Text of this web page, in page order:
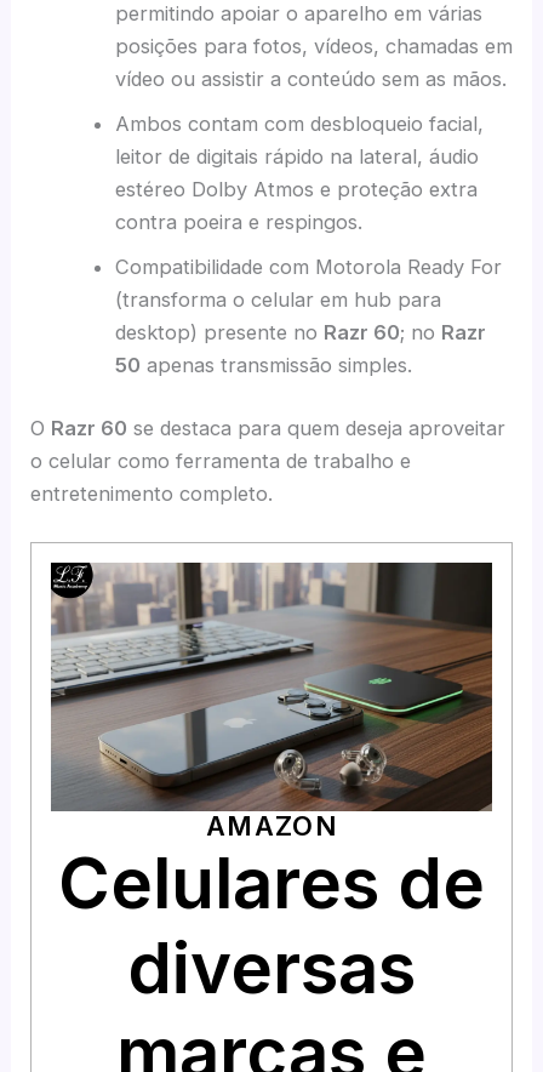
permitindo apoiar o aparelho em várias
posições para fotos, vídeos, chamadas em
vídeo ou assistir a conteúdo sem as mãos.
Ambos contam com desbloqueio facial,
leitor de digitais rápido na lateral, áudio
estéreo Dolby Atmos e proteção extra
contra poeira e respingos.
Compatibilidade com Motorola Ready For
(transforma o celular em hub para
desktop) presente no Razr 60; no Razr
50 apenas transmissão simples.
O Razr 60 se destaca para quem deseja aproveitar
o celular como ferramenta de trabalho e
entretenimento completo.
AMAZON
Celulares de
diversas
marcas e